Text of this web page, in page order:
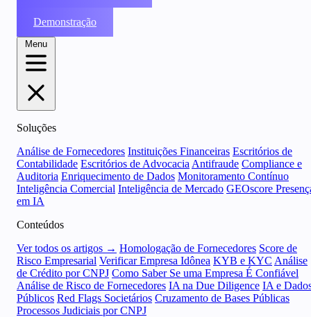
Demonstração
Menu
Soluções
Análise de Fornecedores Instituições Financeiras Escritórios de
Contabilidade Escritórios de Advocacia Antifraude Compliance e
Auditoria Enriquecimento de Dados Monitoramento Contínuo
Inteligência Comercial Inteligência de Mercado GEOscore
em IA
Conteúdos
Ver todos os artigos → Homologação de Fornecedores Score de
Risco Empresarial Verificar Empresa Idônea KYB e KYC Análise
de Crédito por CNPJ Como Saber Se uma Empresa É Confiável
Análise de Risco de Fornecedores IA na Due Diligence IA e
Públicos Red Flags Societários Cruzamento de Bases Públicas
Processos Judiciais por CNPJ